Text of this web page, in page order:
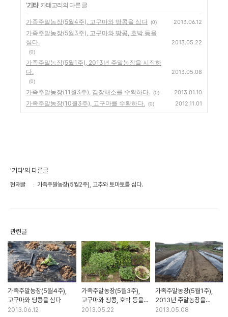
'기타' 카테고리의 다른 글
가족주말농장(5월4주), 고구마와 땅콩을 심다 (0) 2013.06.12
가족주말농장(5월3주), 고구마와 땅콩, 호박 등을
심다.
(0)
2013.05.22
가족주말농장(5월1주), 2013년 주말농장을 시작하
다.
(0)
2013.05.08
가족주말농장(11월3주), 김장채소를 수확하다. (0) 2013.01.10
가족주말농장(10월3주), 고구마를 수확하다. (0) 2012.11.01
'기타'의 다른글
현재글 가족주말농장(5월2주), 고추와 토마토를 심다.
관련글
가족주말농장(5월4주),
고구마와 땅콩을 심다
2013.06.12
가족주말농장(5월3주),
고구마와 땅콩, 호박 등을
심다.
2013.05.22
가족주말농장(5월1주),
2013년 주말농장을
시작하다.
2013.05.08